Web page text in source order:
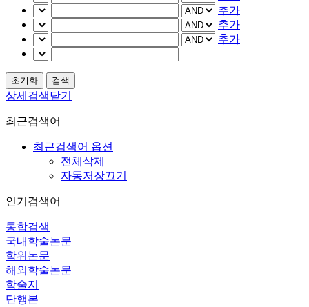
추가
추가
추가
상세검색닫기
최근검색어
최근검색어 옵션
전체삭제
자동저장끄기
인기검색어
통합검색
국내학술논문
학위논문
해외학술논문
학술지
단행본